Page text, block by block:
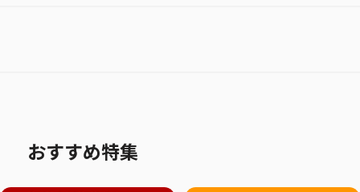
おすすめ特集